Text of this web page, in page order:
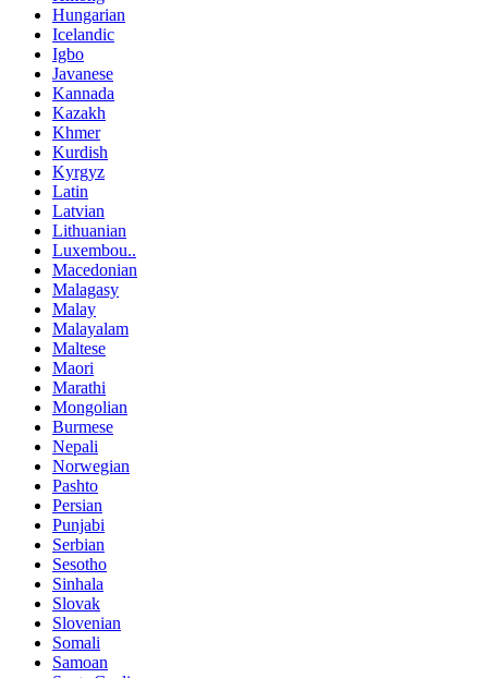
Hungarian
Icelandic
Igbo
Javanese
Kannada
Kazakh
Khmer
Kurdish
Kyrgyz
Latin
Latvian
Lithuanian
Luxembou..
Macedonian
Malagasy
Malay
Malayalam
Maltese
Maori
Marathi
Mongolian
Burmese
Nepali
Norwegian
Pashto
Persian
Punjabi
Serbian
Sesotho
Sinhala
Slovak
Slovenian
Somali
Samoan